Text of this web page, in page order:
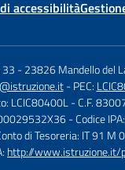
accessibilità
33 -23826 Mandello del
- PEC:
LCIC80400L - C.F.
- Codice
di Tesoreria: IT 91
http://www.istruzione.it/